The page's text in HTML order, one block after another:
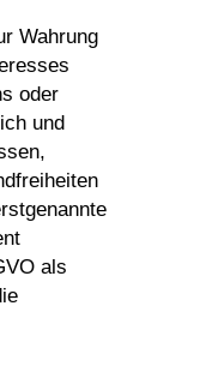
Wahrung
oder
und
als